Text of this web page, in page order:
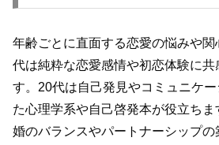
年齢ごとに直面する恋愛の悩みや
代は純粋な恋愛感情や初恋体験に
す。20代は自己発見やコミュニケ
た心理学系や自己啓発本が役立ち
婚のバランスやパートナーシップの